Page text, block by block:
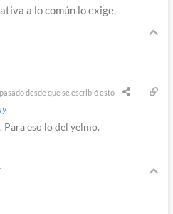
a lo común lo exige.
desde que se escribió esto
Para eso lo del yelmo.